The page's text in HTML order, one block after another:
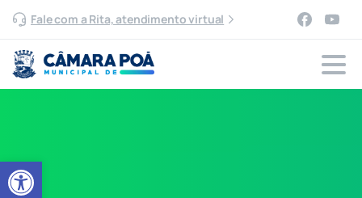
Abrir a barra de ferramentas
Fale com a Rita, atendimento virtual